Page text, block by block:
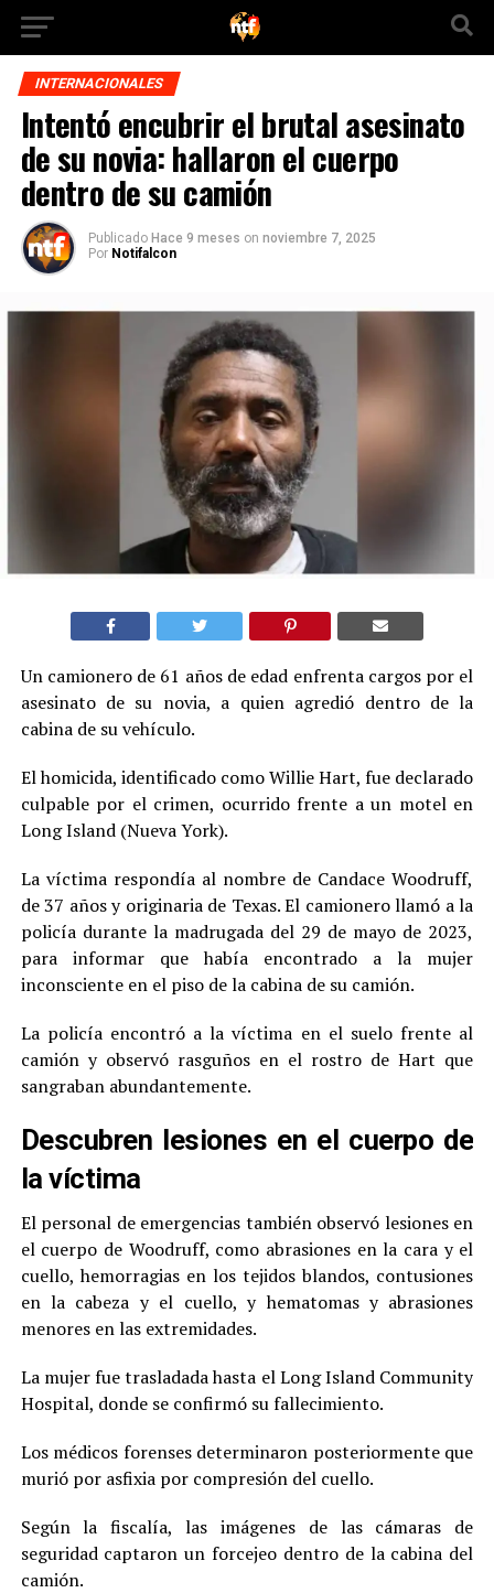
INTERNACIONALES
Intentó encubrir el brutal asesinato
de su novia: hallaron el cuerpo
dentro de su camión
Publicado Hace 9 meses on noviembre 7, 2025
Por Notifalcon
Un camionero de 61 años de edad enfrenta cargos por el
asesinato de su novia, a quien agredió dentro de la
cabina de su vehículo.
El homicida, identificado como Willie Hart, fue declarado
culpable por el crimen, ocurrido frente a un motel en
Long Island (Nueva York).
La víctima respondía al nombre de Candace Woodruff,
de 37 años y originaria de Texas. El camionero llamó a la
policía durante la madrugada del 29 de mayo de 2023,
para informar que había encontrado a la mujer
inconsciente en el piso de la cabina de su camión.
La policía encontró a la víctima en el suelo frente al
camión y observó rasguños en el rostro de Hart que
sangraban abundantemente.
Descubren lesiones en el cuerpo de
la víctima
El personal de emergencias también observó lesiones en
el cuerpo de Woodruff, como abrasiones en la cara y el
cuello, hemorragias en los tejidos blandos, contusiones
en la cabeza y el cuello, y hematomas y abrasiones
menores en las extremidades.
La mujer fue trasladada hasta el Long Island Community
Hospital, donde se confirmó su fallecimiento.
Los médicos forenses determinaron posteriormente que
murió por asfixia por compresión del cuello.
Según la fiscalía, las imágenes de las cámaras de
seguridad captaron un forcejeo dentro de la cabina del
camión.